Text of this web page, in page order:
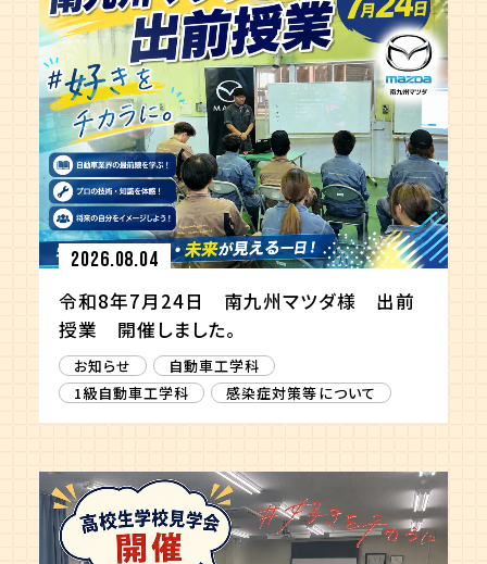
2026.08.04
令和8年7月24日 南九州マツダ様 出前
授業 開催しました。
お知らせ
自動車工学科
1級自動車工学科
感染症対策等について